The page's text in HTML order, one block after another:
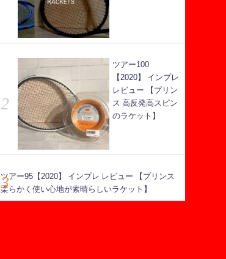
ツアー100
【2020】 インプレ
レビュー 【プリン
ス 高反発高スピン
のラケット】
ツアー95【2020】 インプレ レビュー 【プリンス
柔らかく使い心地が素晴らしいラケット】